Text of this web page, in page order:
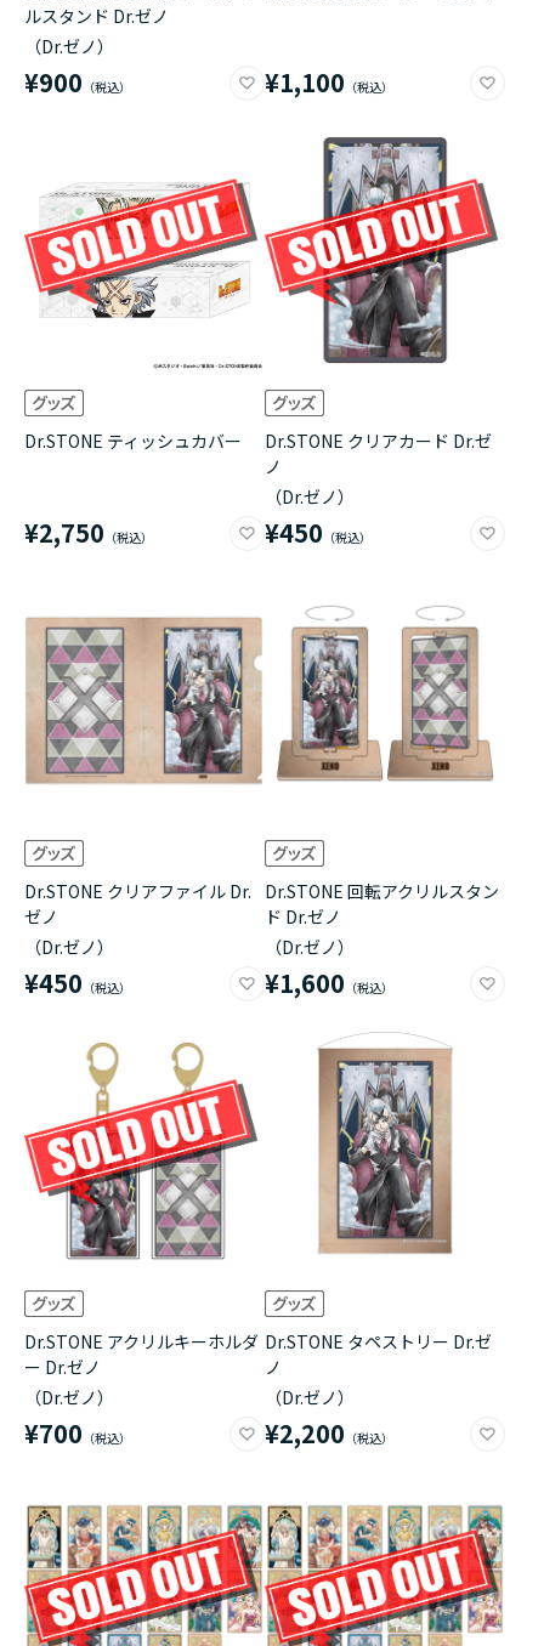
ルスタンド Dr.ゼノ
（Dr.ゼノ）
¥900 ¥1,100
Dr.STONE ティッシュカバー
¥2,750
Dr.STONE クリアカード Dr.ゼ
ノ
（Dr.ゼノ）
¥450
Dr.STONE クリアファイル Dr.
ゼノ
（Dr.ゼノ）
¥450
Dr.STONE 回転アクリルスタン
ド Dr.ゼノ
（Dr.ゼノ）
¥1,600
Dr.STONE アクリルキーホルダ
ー Dr.ゼノ
（Dr.ゼノ）
¥700
Dr.STONE タペストリー Dr.ゼ
ノ
（Dr.ゼノ）
¥2,200